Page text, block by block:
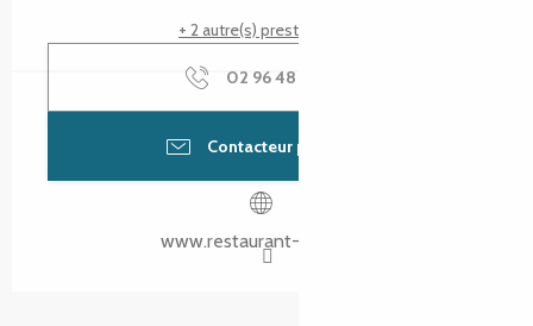
+ 2 autre(s) prestation(s)
02 96 48 43
Contacteur par email
www.restaurant-golden.fr